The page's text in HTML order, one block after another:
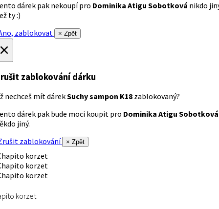
dárek pak nekoupí pro Dominika Atigu Sobotková nikdo
ty :)
zablokovat
× Zpět
zablokování dárku
nechceš mít dárekSuchy sampon K18 zablokovaný?
dárek pak bude moci koupit pro Dominika Atigu Sobotková
jiný.
zablokování
× Zpět
korzet